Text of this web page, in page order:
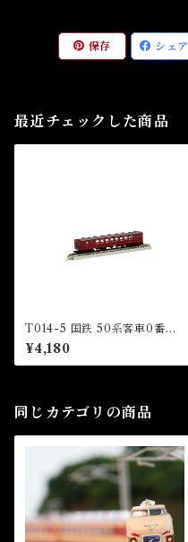
保存 シェア
最近チェックした商品
T014-5 国鉄 50系客車0番代
オハフ50 (JNR50 Passenge
r Car OHAFU50)
¥4,180
同じカテゴリの商品